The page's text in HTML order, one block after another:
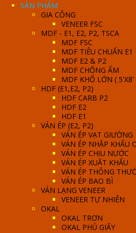
SẢN PHẨM
GIA CÔNG
VENEER FSC
MDF - E1, E2, P2, TSCA
MDF FSC
MDF TIÊU CHUẨN E1
MDF E2 & P2
MDF CHỐNG ẨM
MDF KHỔ LỚN (
HDF (E1,E2, P2)
HDF CARB P2
HDF E2
HDF E1
VÁN ÉP (E2, P2)
VÁN ÉP VẠT GIƯỜNG
VÁN ÉP NHẬP KHẨU
VÁN ÉP CHỊU NƯỚC
VÁN ÉP XUẤT KHẨU
VÁN ÉP THÔNG
VÁN ÉP BAO BÌ
VÁN LẠNG VENEER
VENEER TỰ NHIÊN
OKAL
OKAL TRƠN
OKAL PHỦ GIẤY